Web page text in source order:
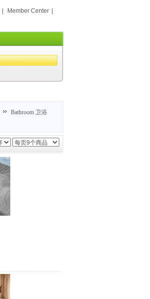
Member Center
Bathroom 卫浴